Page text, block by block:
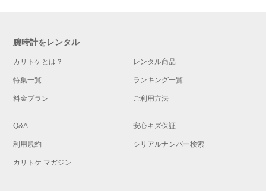
腕時計をレンタル
カリトケとは？ レンタル商品
特集一覧 ランキング一覧
料金プラン ご利用方法
Q&A 安心キズ保証
利用規約 シリアルナンバー検索
カリトケ マガジン